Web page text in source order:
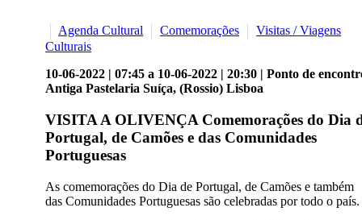
Agenda Cultural Comemorações
Visitas / Viagens
Culturais
10-06-2022 | 07:45 a 10-06-2022 | 20:30 | Ponto de
Antiga Pastelaria Suíça, (Rossio) Lisboa
VISITA A OLIVENÇA Comemorações do Dia
Portugal, de Camões e das Comunidades
Portuguesas
As comemorações do Dia de Portugal, de Camões e também
das Comunidades Portuguesas são celebradas por todo o país.